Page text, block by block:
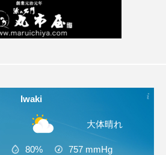
Iwaki
大体晴れ
80% 757 mmHg